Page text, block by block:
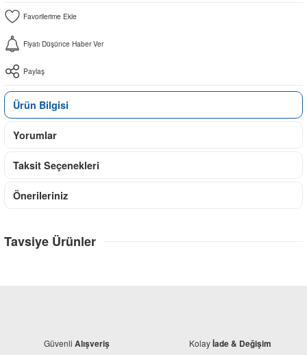
Fiyatı Düşünce Haber Ver
Paylaş
Ürün Bilgisi
Yorumlar
Taksit Seçenekleri
Önerileriniz
Tavsiye Ürünler
Güvenli Alışveriş Kolayİade & Değişim